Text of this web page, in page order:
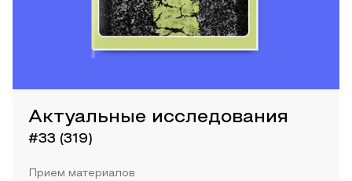
Актуальные исследования
#33 (319)
Прием материалов